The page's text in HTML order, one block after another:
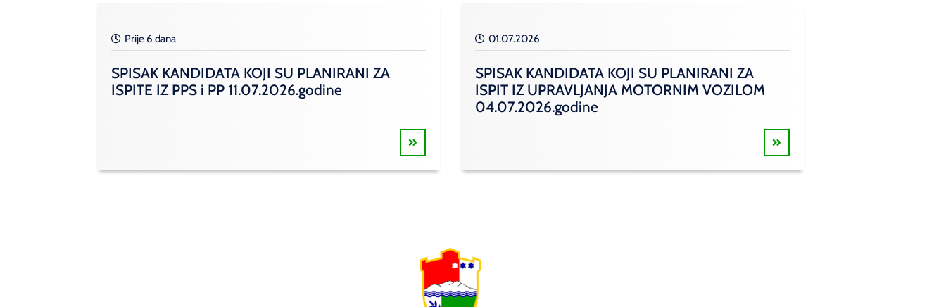
Prije 6 dana
SPISAK KANDIDATA KOJI SU PLANIRANI ZA
ISPITE IZ PPS i PP 11.07.2026.godine
01.07.2026
SPISAK KANDIDATA KOJI SU PLANIRANI ZA
ISPIT IZ UPRAVLJANJA MOTORNIM VOZILOM
04.07.2026.godine